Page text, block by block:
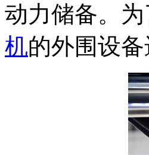
动力储备。
机的外围设